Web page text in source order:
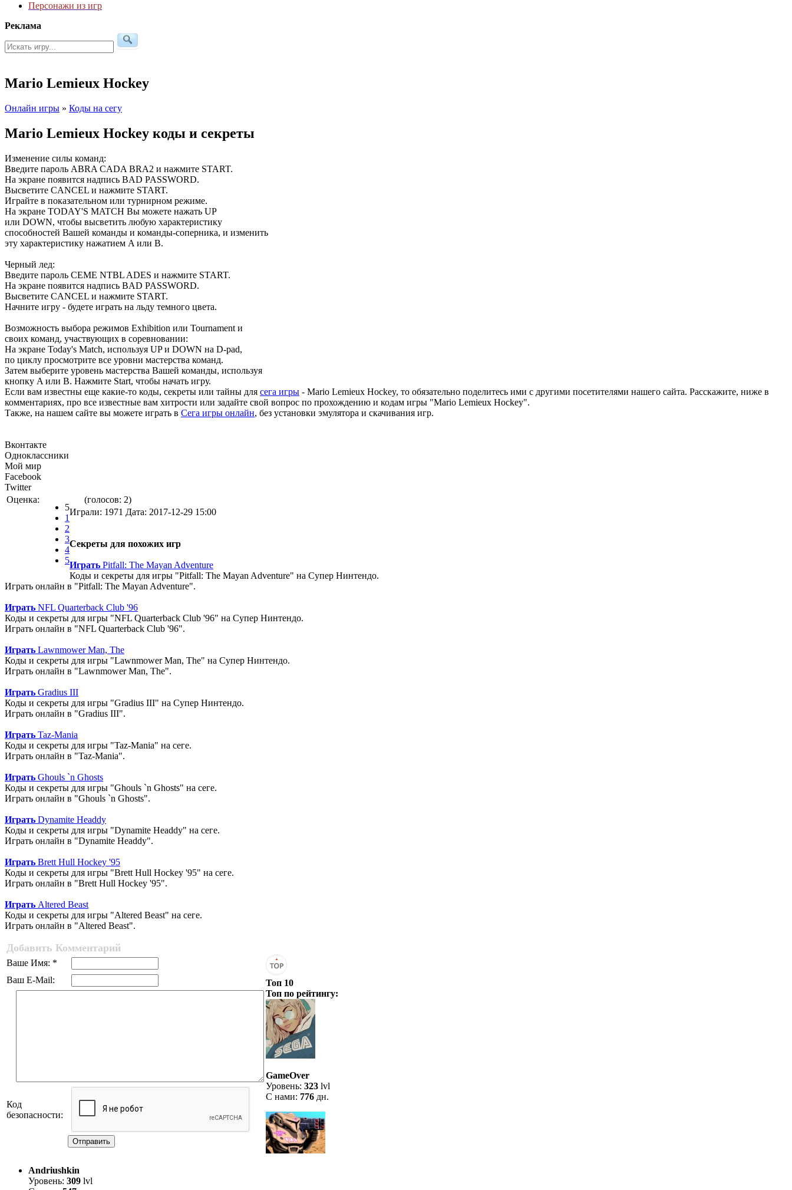
Персонажи из игр
Реклама
Mario Lemieux Hockey
Онлайн игры » Коды на сегу
Mario Lemieux Hockey коды и секреты
Изменение силы команд:
Введите пароль ABRA CADA BRA2 и нажмите START.
На экране появится надпись BAD PASSWORD.
Высветите CANCEL и нажмите START.
Играйте в показательном или турнирном режиме.
На экране TODAY'S MATCH Вы можете нажать UP
или DOWN, чтобы высветить любую характеристику
способностей Вашей команды и команды-соперника, и изменить
эту характеристику нажатием A или B.
Черный лед:
Введите пароль CEME NTBL ADES и нажмите START.
На экране появится надпись BAD PASSWORD.
Высветите CANCEL и нажмите START.
Начните игру - будете играть на льду темного цвета.
Возможность выбора режимов Exhibition или Tournament и
своих команд, участвующих в соревновании:
На экране Today's Match, используя UP и DOWN на D-pad,
по циклу просмотрите все уровни мастерства команд.
Затем выберите уровень мастерства Вашей команды, используя
кнопку A или B. Нажмите Start, чтобы начать игру.
Если вам известны еще какие-то коды, секреты или тайны для сега игры - Mario Lemieux Hockey, то обязательно поделитесь ими с другими посетителями нашего сайта. Расскажите, ниже в
комментариях, про все известные вам хитрости или задайте свой вопрос по прохождению и кодам игры "Mario Lemieux Hockey".
Также, на нашем сайте вы можете играть в Сега игры онлайн, без установки эмулятора и скачивания игр.
Вконтакте
Одноклассники
Мой мир
Facebook
Twitter
Оценка:
5
1
2
3
4
5
(голосов: 2)
Играли: 1971 Дата: 2017-12-29 15:00
Секреты для похожих игр
Играть Pitfall: The Mayan Adventure
Коды и секреты для игры "Pitfall: The Mayan Adventure" на Супер Нинтендо.
Играть онлайн в "Pitfall: The Mayan Adventure".
Играть NFL Quarterback Club '96
Коды и секреты для игры "NFL Quarterback Club '96" на Супер Нинтендо.
Играть онлайн в "NFL Quarterback Club '96".
Играть Lawnmower Man, The
Коды и секреты для игры "Lawnmower Man, The" на Супер Нинтендо.
Играть онлайн в "Lawnmower Man, The".
Играть Gradius III
Коды и секреты для игры "Gradius III" на Супер Нинтендо.
Играть онлайн в "Gradius III".
Играть Taz-Mania
Коды и секреты для игры "Taz-Mania" на сеге.
Играть онлайн в "Taz-Mania".
Играть Ghouls `n Ghosts
Коды и секреты для игры "Ghouls `n Ghosts" на сеге.
Играть онлайн в "Ghouls `n Ghosts".
Играть Dynamite Headdy
Коды и секреты для игры "Dynamite Headdy" на сеге.
Играть онлайн в "Dynamite Headdy".
Играть Brett Hull Hockey '95
Коды и секреты для игры "Brett Hull Hockey '95" на сеге.
Играть онлайн в "Brett Hull Hockey '95".
Играть Altered Beast
Коды и секреты для игры "Altered Beast" на сеге.
Играть онлайн в "Altered Beast".
Добавить Комментарий
Ваше Имя: *
Ваш E-Mail:
Код
безопасности:
Отправить
Топ 10
Топ по рейтингу:
GameOver
Уровень: 323 lvl
С нами: 776 дн.
Andriushkin
Уровень: 309 lvl